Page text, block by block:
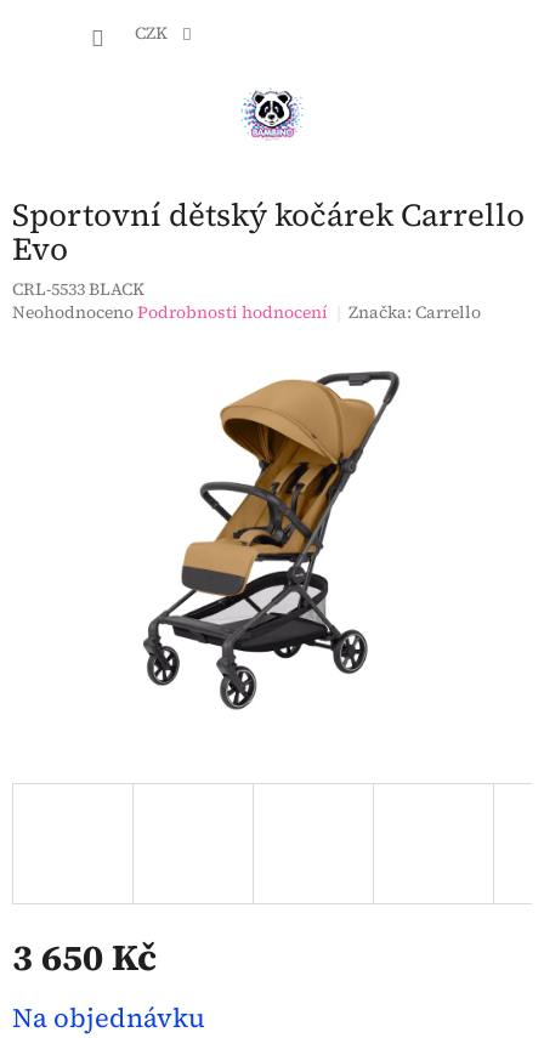
CZK
Sportovní dětský kočárek Carrello
Evo
CRL-5533 BLACK
Průměrné
NeohodnocenoPodrobnosti hodnocení Značka:Carrello
3 650 Kč
cena:
Na objednávku